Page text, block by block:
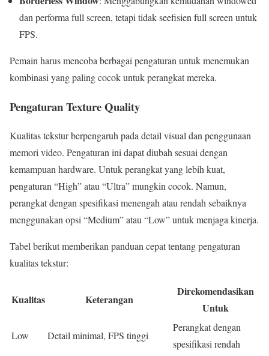
dan performa full screen, tetapi tidak seefisien full screen untuk
FPS.
Pemain harus mencoba berbagai pengaturan untuk menemukan
kombinasi yang paling cocok untuk perangkat mereka.
Pengaturan Texture Quality
Kualitas tekstur berpengaruh pada detail visual dan penggunaan
memori video. Pengaturan ini dapat diubah sesuai dengan
kemampuan hardware. Untuk perangkat yang lebih kuat,
pengaturan “High” atau “Ultra” mungkin cocok. Namun,
perangkat dengan spesifikasi menengah atau rendah sebaiknya
menggunakan opsi “Medium” atau “Low” untuk menjaga kinerja.
Tabel berikut memberikan panduan cepat tentang pengaturan
kualitas tekstur:
Kualitas Keterangan
Direkomendasikan
Untuk
Low Detail minimal, FPS tinggi
Perangkat dengan
spesifikasi rendah